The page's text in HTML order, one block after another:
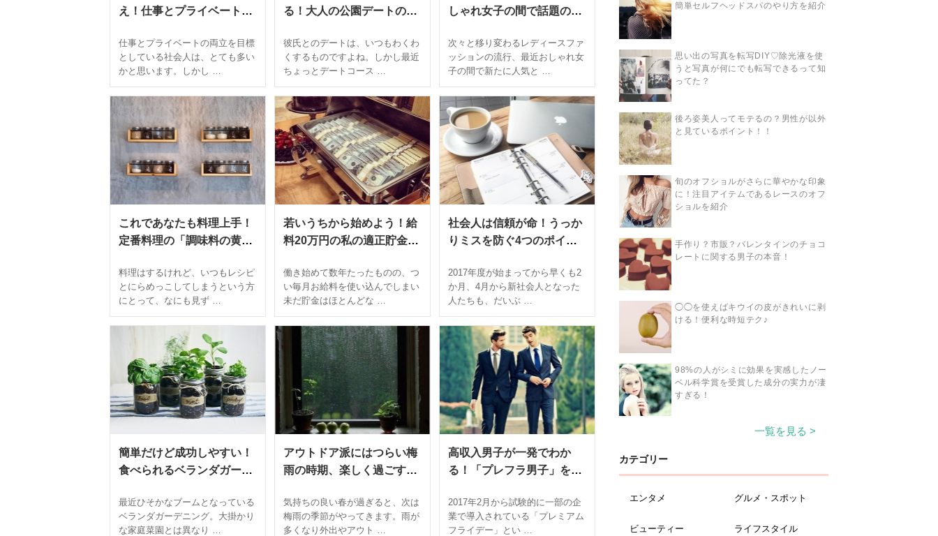
え！仕事とプライベートを
仕事とプライベートの両立を目標
としている社会人は、とても多い
かと思います。しかし …
る！大人の公園デートの楽
彼氏とのデートは、いつもわくわ
くするものですよね。しかし最近
ちょっとデートコース …
しゃれ女子の間で話題の
は
次々と移り変わるレディースファ
ッションの流行、最近おしゃれ女
子の間で新たに人気と …
これであなたも料理上手！
定番料理の「調味料の黄金
料理はするけれど、いつもレシピ
とにらめっこしてしまうという方
にとって、なにも見ず …
若いうちから始めよう！給
料20万円の私の適正貯金額
貯金術
働き始めて数年たったものの、つ
い毎月お給料を使い込んでしまい
未だ貯金はほとんどな …
社会人は信頼が命！うっか
りミスを防ぐ4つのポイン
2017年度が始まってから早くも2
か月、4月から新社会人となった
人たちも、だいぶ …
簡単だけど成功しやすい！
食べられるベランダガーデ
最近ひそかなブームとなっている
ベランダガーデニング。大掛かり
な家庭菜園とは異なり …
アウトドア派にはつらい梅
雨の時期、楽しく過ごすに
気持ちの良い春が過ぎると、次は
梅雨の季節がやってきます。雨が
多くなり外出やアウト …
高収入男子が一発でわか
る！「プレフラ男子」を狙
2017年2月から試験的に一部の企
業で導入されている「プレミアム
フライデー」とい …
簡単セルフヘッドスパのやり方を紹介
思い出の写真を転写DIY♡除光液を使
うと写真が何にでも転写できるって知
ってた？
後ろ姿美人ってモテるの？男性が以外
と見ているポイント！！
旬のオフショルがさらに華やかな印象
に！注目アイテムであるレースのオフ
ショルを紹介
手作り？市販？バレンタインのチョコ
レートに関する男子の本音！
◯◯を使えばキウイの皮がきれいに剥
ける！便利な時短テク♪
98%の人がシミに効果を実感したノー
ベル科学賞を受賞した成分の実力が凄
すぎる！
一覧を見る >
カテゴリー
エンタメ グルメ・スポット
ビューティー ライフスタイル